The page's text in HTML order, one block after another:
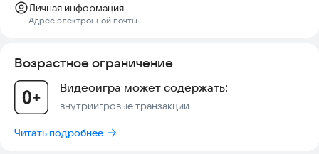
Личная информация
Адрес электронной почты
Возрастное ограничение
Видеоигра может содержать:
внутриигровые транзакции
Читать подробнее